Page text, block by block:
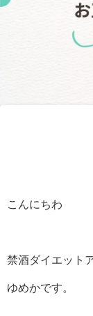
こんにちわ
禁酒ダイエット
ゆめかです。